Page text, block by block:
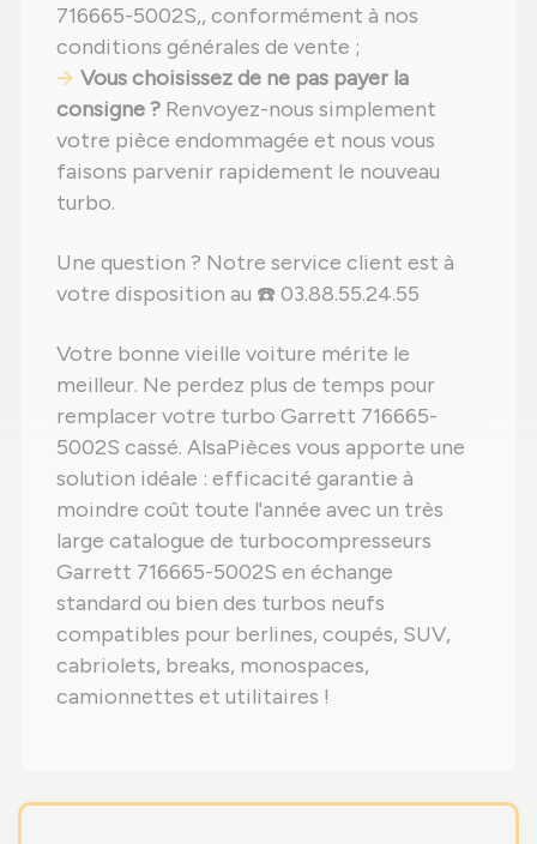
716665-5002S,, conformément à nos
conditions générales de vente ;
Vous choisissez de ne pas payer la
consigne ? Renvoyez-nous simplement
votre pièce endommagée et nous vous
faisons parvenir rapidement le nouveau
turbo.
Une question ? Notre service client est à
votre disposition au ☎️ 03.88.55.24.55
Votre bonne vieille voiture mérite le
meilleur. Ne perdez plus de temps pour
remplacer votre turbo Garrett 716665-
5002S cassé. AlsaPièces vous apporte une
solution idéale : efficacité garantie à
moindre coût toute l'année avec un très
large catalogue de turbocompresseurs
Garrett 716665-5002S en échange
standard ou bien des turbos neufs
compatibles pour berlines, coupés, SUV,
cabriolets, breaks, monospaces,
camionnettes et utilitaires !